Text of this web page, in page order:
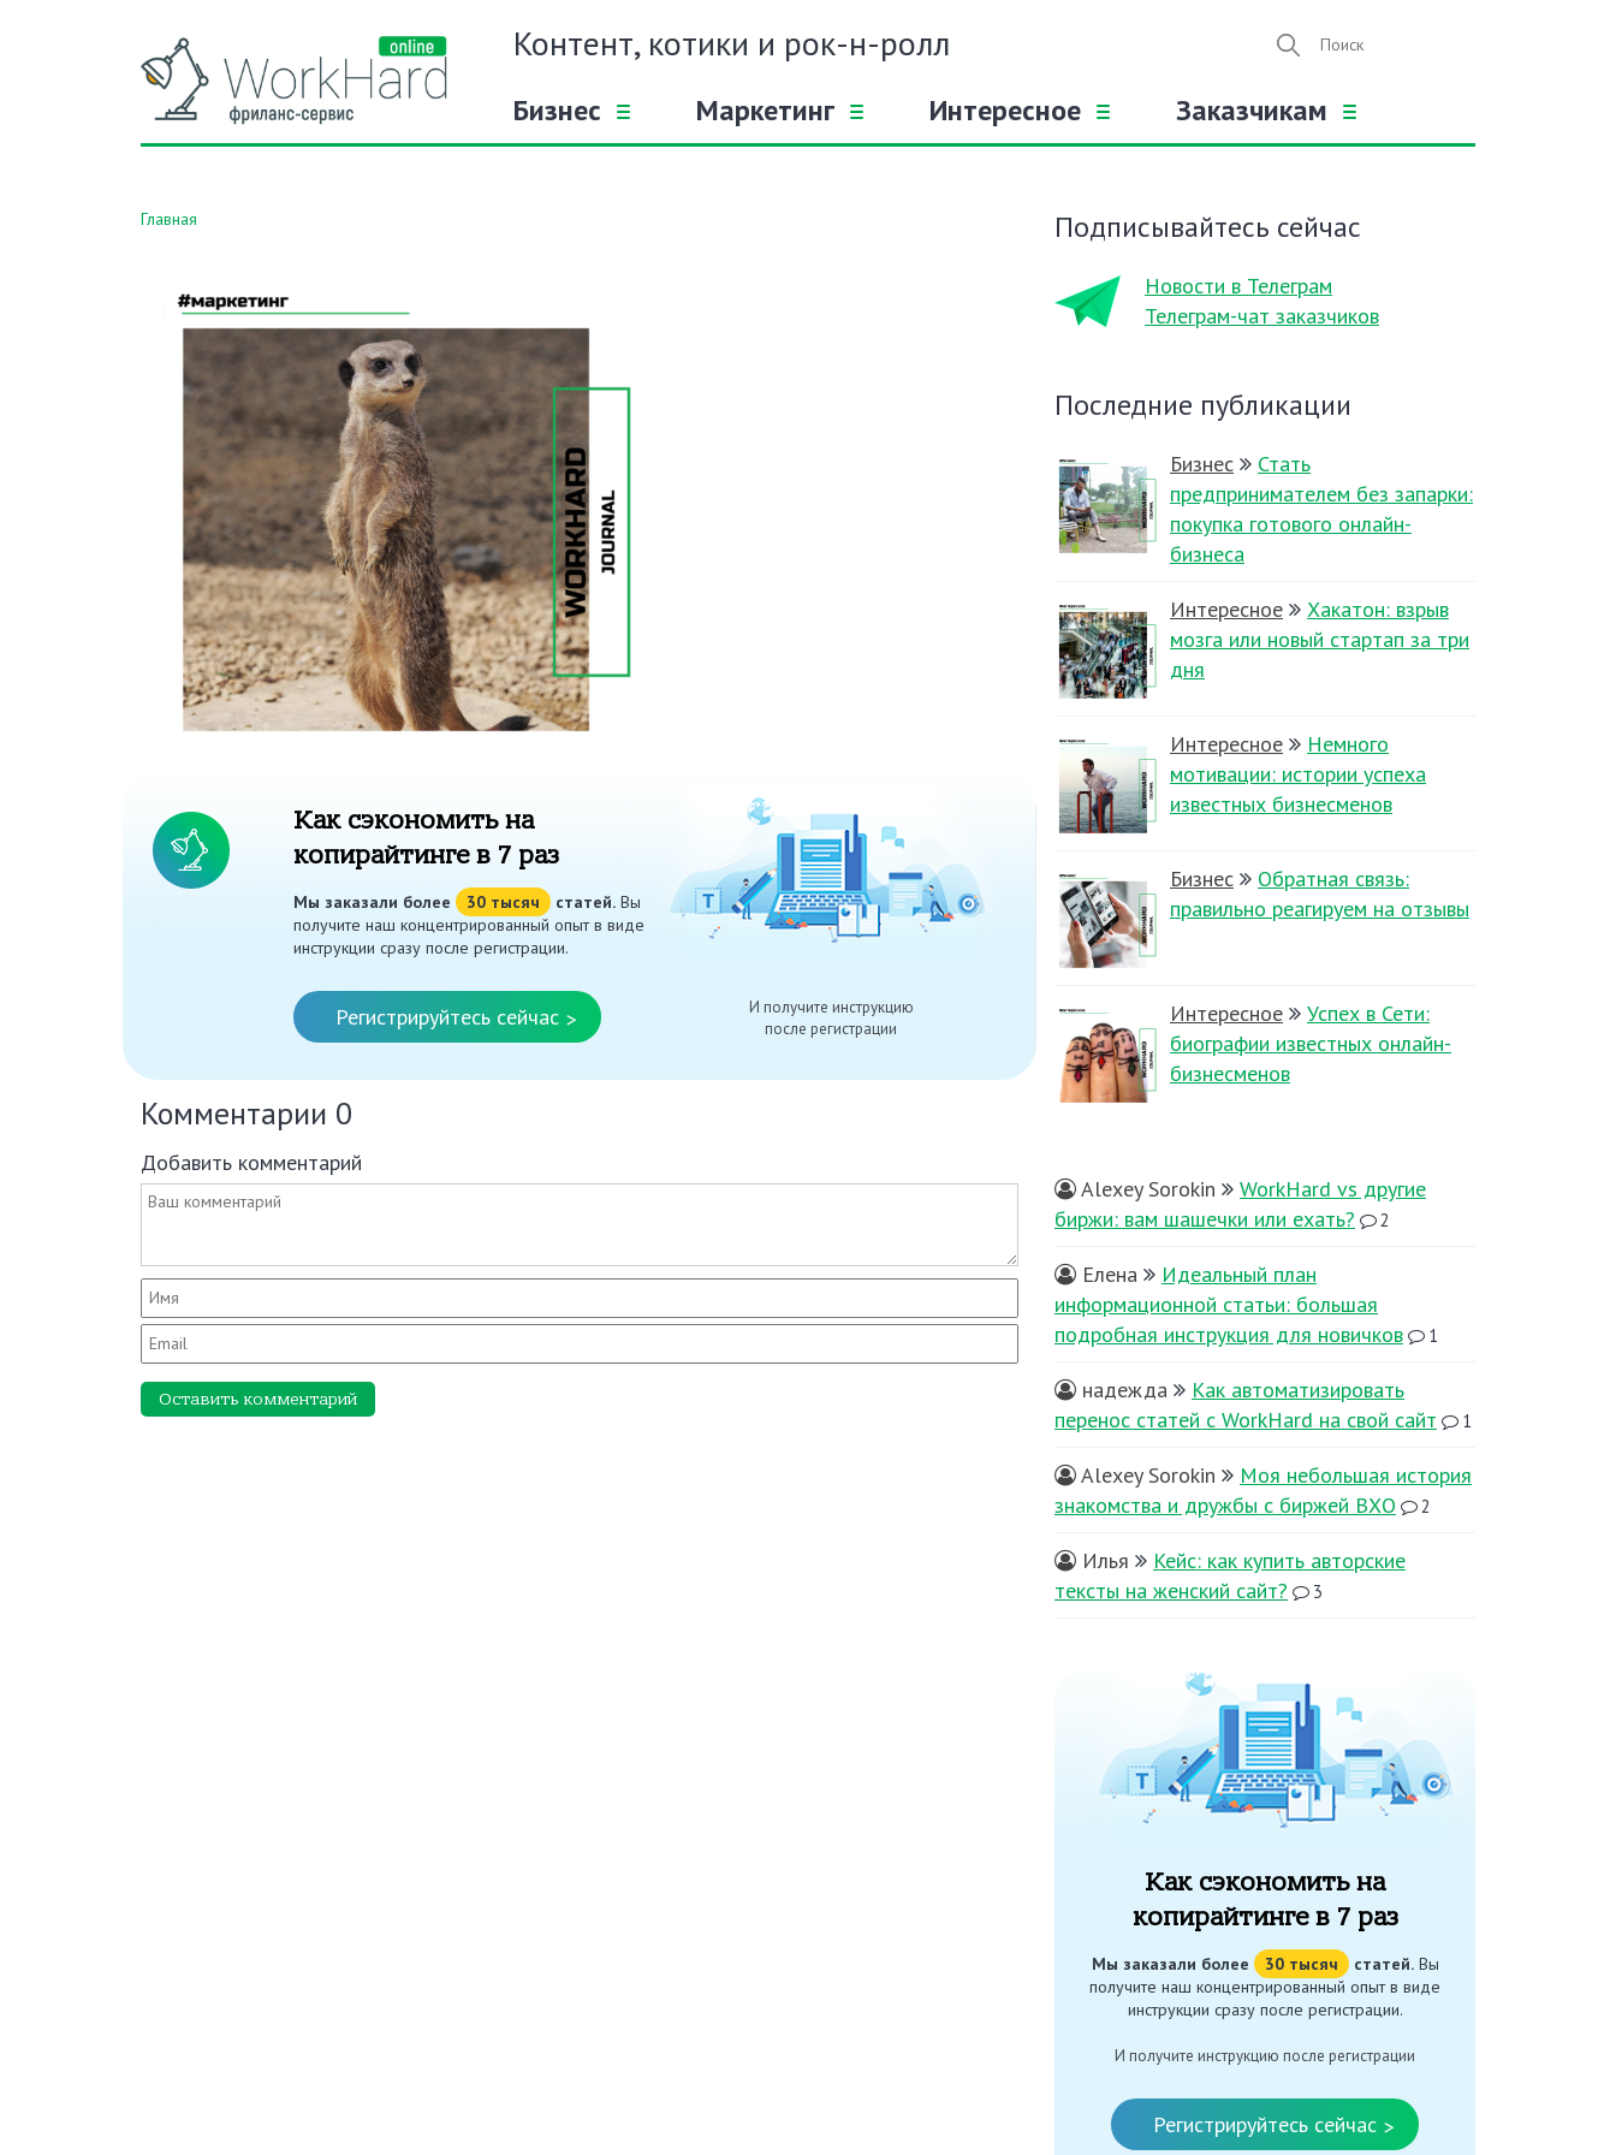
Контент, котики и рок-н-ролл
Бизнес Маркетинг Интересное Заказчикам
Главная
Как сэкономить на
копирайтинге в 7 раз
Мы заказали более 30 тысяч статей.Вы
получите наш концентрированный опыт в виде
инструкции сразу после регистрации.
Регистрируйтесь сейчас >
И получите инструкцию
после регистрации
Комментарии 0
Добавить комментарий
Оставить комментарий
Подписывайтесь сейчас
Новости в Телеграм
Телеграм-чат заказчиков
Последние публикации
Бизнес
Стать
предпринимателем без запарки:
покупка готового онлайн-
бизнеса
Интересное
Хакатон: взрыв
мозга или новый стартап за три
дня
Интересное
Немного
мотивации: истории успеха
известных бизнесменов
Бизнес
Обратная связь:
правильно реагируем на отзывы
Интересное
Успех в Сети:
биографии известных онлайн-
бизнесменов
Alexey Sorokin
WorkHard vs другие
биржи: вам шашечки или ехать?
2
Елена
Идеальный план
информационной статьи: большая
подробная инструкция для новичков
1
надежда
Как автоматизировать
перенос статей с WorkHard на свой сайт
1
Alexey Sorokin
Моя небольшая история
знакомства и дружбы с биржей ВХО
2
Илья
Кейс: как купить авторские
тексты на женский сайт?
3
Как сэкономить на
копирайтинге в 7 раз
Мы заказали более 30 тысяч статей.Вы
получите наш концентрированный опыт в виде
инструкции сразу после регистрации.
И получите инструкцию после регистрации
Регистрируйтесь сейчас >